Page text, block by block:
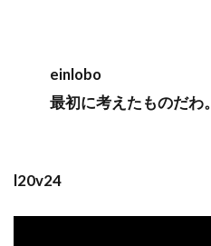
einlobo
最初に考えたものだわ。
l20v24